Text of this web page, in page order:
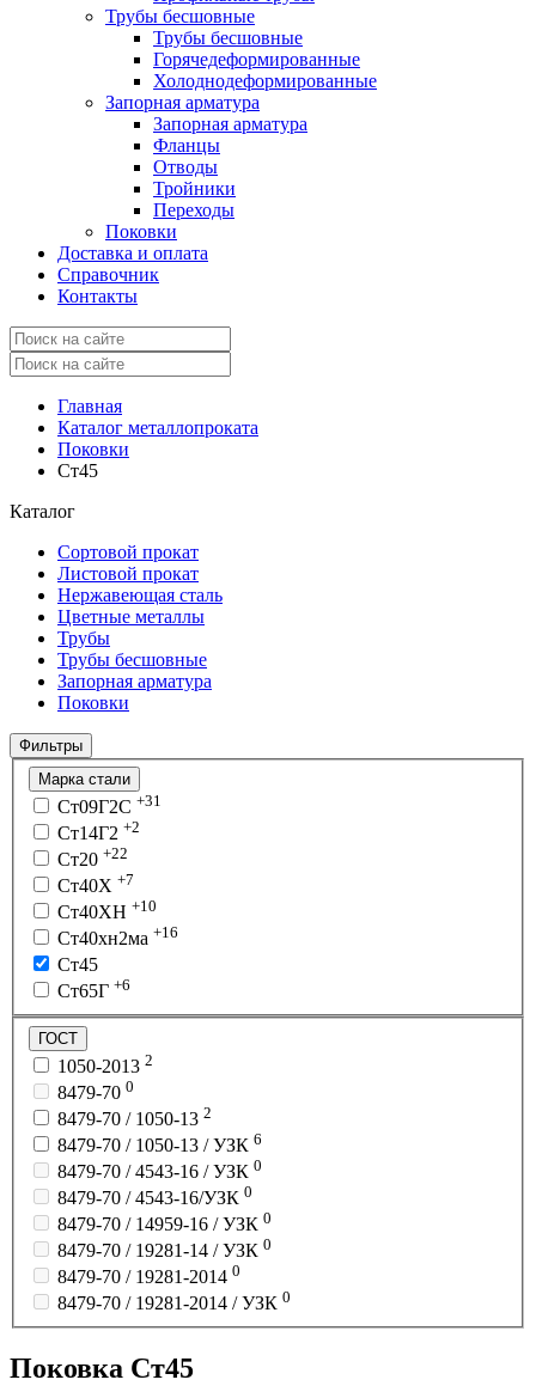
Трубы бесшовные
Трубы бесшовные
Горячедеформированные
Холоднодеформированные
Запорная арматура
Запорная арматура
Фланцы
Отводы
Тройники
Переходы
Поковки
Доставка и оплата
Справочник
Контакты
Главная
Каталог металлопроката
Поковки
Ст45
Каталог
Сортовой прокат
Листовой прокат
Нержавеющая сталь
Цветные металлы
Трубы
Трубы бесшовные
Запорная арматура
Поковки
Фильтры
Марка стали
Ст09Г2С +31
Ст14Г2 +2
Ст20 +22
Ст40Х +7
Ст40ХН +10
Ст40хн2ма +16
Ст45
Ст65Г +6
ГОСТ
1050-2013 2
8479-70 0
8479-70 / 1050-13 2
8479-70 / 1050-13 / УЗК 6
8479-70 / 4543-16 / УЗК 0
8479-70 / 4543-16/УЗК 0
8479-70 / 14959-16 / УЗК 0
8479-70 / 19281-14 / УЗК 0
8479-70 / 19281-2014 0
8479-70 / 19281-2014 / УЗК 0
Поковка Ст45